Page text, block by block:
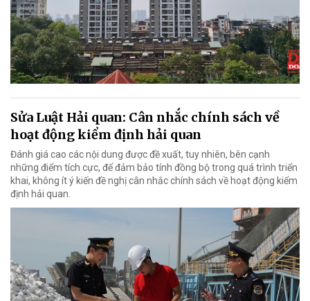
Sửa Luật Hải quan: Cân nhắc chính sách về
hoạt động kiểm định hải quan
Đánh giá cao các nội dung được đề xuất, tuy nhiên, bên cạnh
những điểm tích cực, để đảm bảo tính đồng bộ trong quá trình triển
khai, không ít ý kiến đề nghị cân nhắc chính sách về hoạt động kiểm
định hải quan.